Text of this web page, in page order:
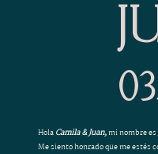
HolaCamila & Juan,mi nombre es
Me siento honrado que me estés